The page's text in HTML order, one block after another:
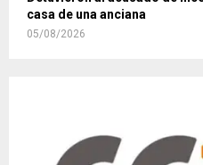
casa de una anciana
05/08/2026